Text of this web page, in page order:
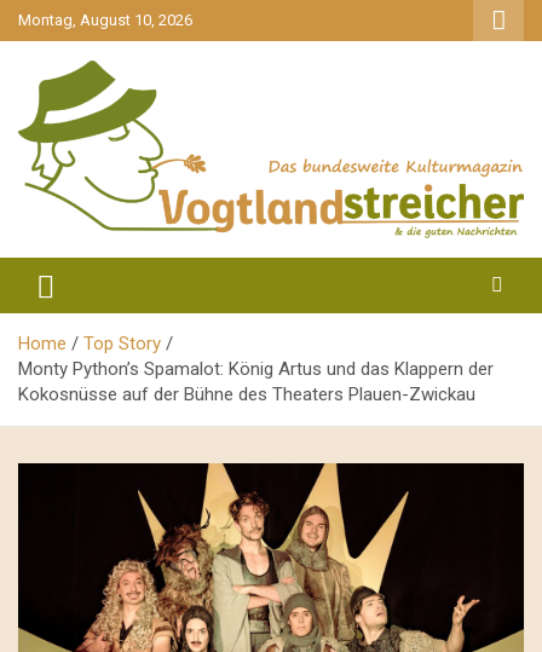
gehe
zum
Montag, August 10, 2026
Vogtlandstreicher
Home
Top Story
Monty Python’s Spamalot: König Artus und das Klappern der
Kokosnüsse auf der Bühne des Theaters Plauen-Zwickau